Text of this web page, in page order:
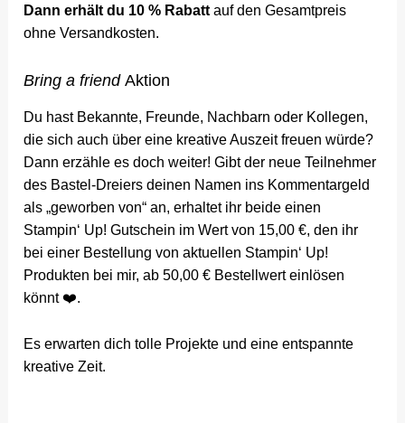
Dann erhält du 10 % Rabatt auf den Gesamtpreis
ohne Versandkosten.
Bring a friendAktion
Du hast Bekannte, Freunde, Nachbarn oder Kollegen,
die sich auch über eine kreative Auszeit freuen würde?
Dann erzähle es doch weiter! Gibt der neue Teilnehmer
des Bastel-Dreiers deinen Namen ins Kommentargeld
als „geworben von“ an, erhaltet ihr beide einen
Stampin‘ Up! Gutschein im Wert von 15,00 €, den ihr
bei einer Bestellung von aktuellen Stampin‘ Up!
Produkten bei mir, ab 50,00 € Bestellwert einlösen
könnt ❤️.
Es erwarten dich tolle Projekte und eine entspannte
kreative Zeit.